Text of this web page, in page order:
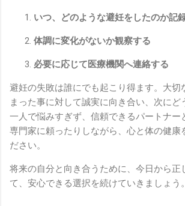
いつ、どのような避妊をしたのか記
体調に変化がないか観察する
必要に応じて医療機関へ連絡する
避妊の失敗は誰にでも起こり得ます。大切
まった事に対して誠実に向き合い、次にど
一人で悩みすぎず、信頼できるパートナー
専門家に頼ったりしながら、心と体の健康
ださい。
将来の自分と向き合うために、今日から正
て、安心できる選択を続けていきましょう。